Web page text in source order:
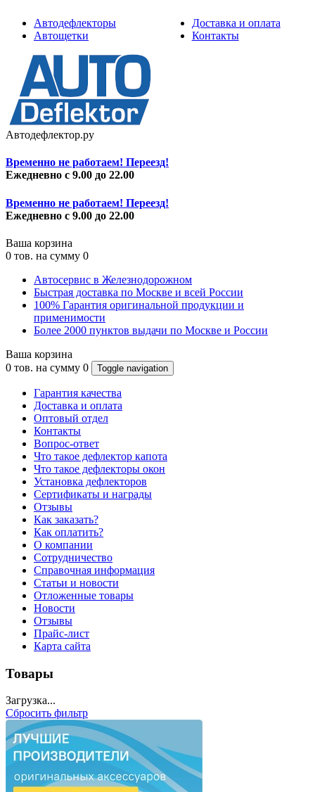
Автодефлекторы
Автощетки
Доставка и оплата
Контакты
Автодефлектор.ру
Временно не работаем! Переезд!
Ежедневно с 9.00 до 22.00
Временно не работаем! Переезд!
Ежедневно с 9.00 до 22.00
Ваша корзина
0 тов. на сумму 0
Автосервис в Железнодорожном
Быстрая доставка по Москве и всей России
100% Гарантия оригинальной продукции и
применимости
Более 2000 пунктов выдачи по Москве и России
Ваша корзина
0 тов. на сумму 0 Toggle navigation
Гарантия качества
Доставка и оплата
Оптовый отдел
Контакты
Вопрос-ответ
Что такое дефлектор капота
Что такое дефлекторы окон
Установка дефлекторов
Сертификаты и награды
Отзывы
Как заказать?
Как оплатить?
О компании
Сотрудничество
Справочная информация
Статьи и новости
Отложенные товары
Новости
Отзывы
Прайс-лист
Карта сайта
Товары
Загрузка...
Сбросить фильтр